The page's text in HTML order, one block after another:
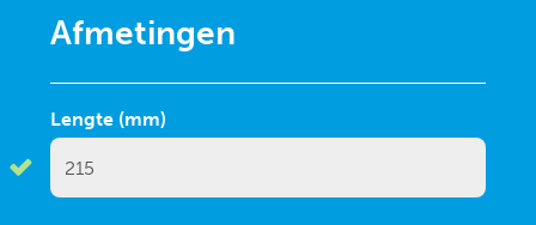
Afmetingen
Lengte (mm)